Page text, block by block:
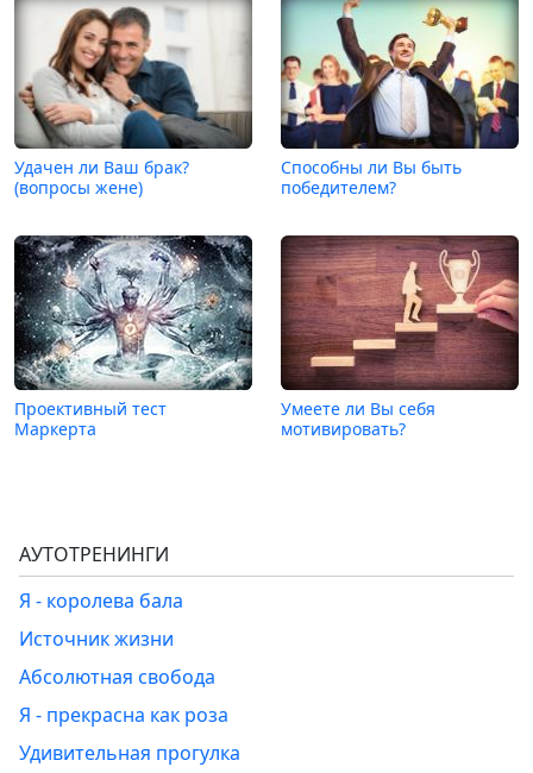
Удачен ли Ваш брак?
(вопросы жене)
Способны ли Вы быть
победителем?
Проективный тест
Маркерта
Умеете ли Вы себя
мотивировать?
АУТОТРЕНИНГИ
Я - королева бала
Источник жизни
Абсолютная свобода
Я - прекрасна как роза
Удивительная прогулка